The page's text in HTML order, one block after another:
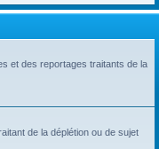
et des reportages traitants de la
de la déplétion ou de sujet